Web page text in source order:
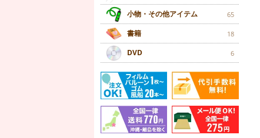
小物・その他アイテム 65
書籍 18
DVD 6